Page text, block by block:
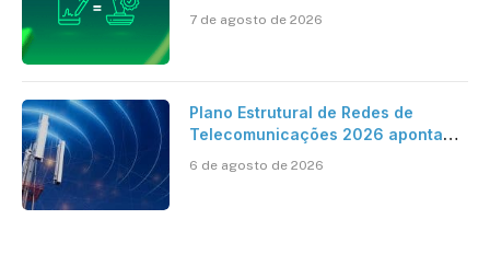
cartório
7 de agosto de 2026
Plano Estrutural de Redes de
Telecomunicações 2026 aponta
mantém desafio
6 de agosto de 2026